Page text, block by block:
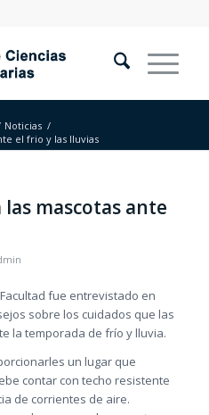
Noticias /
el frio y las lluvias
mascotas ante
fue entrevistado en
sobre los cuidados que las
la temporada de frío y lluvia.
un lugar que
contar con techo resistente
de corrientes de aire.